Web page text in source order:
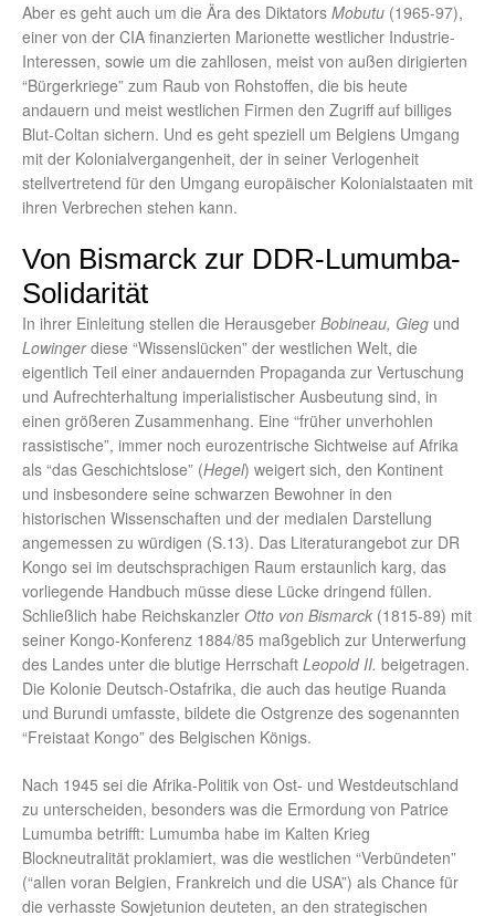
Aber es geht auch um die Ära des Diktators Mobutu (1965-97),
einer von der CIA finanzierten Marionette westlicher Industrie-
Interessen, sowie um die zahllosen, meist von außen dirigierten
“Bürgerkriege” zum Raub von Rohstoffen, die bis heute
andauern und meist westlichen Firmen den Zugriff auf billiges
Blut-Coltan sichern. Und es geht speziell um Belgiens Umgang
mit der Kolonialvergangenheit, der in seiner Verlogenheit
stellvertretend für den Umgang europäischer Kolonialstaaten mit
ihren Verbrechen stehen kann.
Von Bismarck zur DDR-Lumumba-
Solidarität
In ihrer Einleitung stellen die Herausgeber Bobineau, Gieg und
Lowingerdiese “Wissenslücken” der westlichen Welt, die
eigentlich Teil einer andauernden Propaganda zur Vertuschung
und Aufrechterhaltung imperialistischer Ausbeutung sind, in
einen größeren Zusammenhang. Eine “früher unverhohlen
rassistische”, immer noch eurozentrische Sichtweise auf Afrika
als “das Geschichtslose” (Hegel) weigert sich, den Kontinent
und insbesondere seine schwarzen Bewohner in den
historischen Wissenschaften und der medialen Darstellung
angemessen zu würdigen (S.13). Das Literaturangebot zur DR
Kongo sei im deutschsprachigen Raum erstaunlich karg, das
vorliegende Handbuch müsse diese Lücke dringend füllen.
Schließlich habe Reichskanzler Otto von Bismarck (1815-89) mit
seiner Kongo-Konferenz 1884/85 maßgeblich zur Unterwerfung
des Landes unter die blutige Herrschaft Leopold II. beigetragen.
Die Kolonie Deutsch-Ostafrika, die auch das heutige Ruanda
und Burundi umfasste, bildete die Ostgrenze des sogenannten
“Freistaat Kongo” des Belgischen Königs.
Nach 1945 sei die Afrika-Politik von Ost- und Westdeutschland
zu unterscheiden, besonders was die Ermordung von Patrice
Lumumba betrifft: Lumumba habe im Kalten Krieg
Blockneutralität proklamiert, was die westlichen “Verbündeten”
(“allen voran Belgien, Frankreich und die USA”) als Chance für
die verhasste Sowjetunion deuteten, an den strategischen